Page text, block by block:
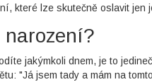
které lze skutečně oslavit jen
narození?
jakýmkoli dnem, je to
"Já jsem tady a mám na